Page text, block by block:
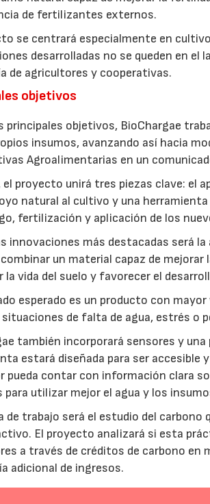
de fertilizantes externos.
se centrará especialmente en
desarrolladas no se queden en
de agricultores y cooperativas.
objetivos
principales objetivos, BioChargae
insumos, avanzando así hacia
Agroalimentarias en un
el proyecto unirá tres piezas clave: el
natural al cultivo y una
fertilización y aplicación de los
innovaciones más destacadas será
un material capaz de
la vida del suelo y favorecer el
esperado es un producto con
de falta de agua, estrés o
también incorporará sensores y
estará diseñada para ser accesible
pueda contar con información clara
para utilizar mejor el agua y los
de trabajo será el estudio del carbono
El proyecto analizará si esta
a través de créditos de carbono en
adicional de ingresos.